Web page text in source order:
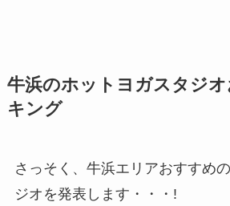
牛浜のホットヨガスタジ
キング
さっそく、牛浜エリアおすすめ
ジオを発表します・・・!